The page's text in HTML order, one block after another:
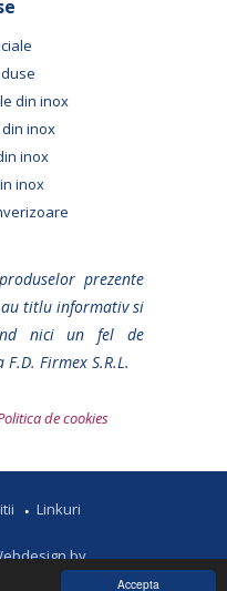
Accepta
din inox
inox
inox
inox
prezente
titlu informativ si
nici un fel de
Firmex S.R.L.
de cookies
Linkuri
1400x600 mm cu
by